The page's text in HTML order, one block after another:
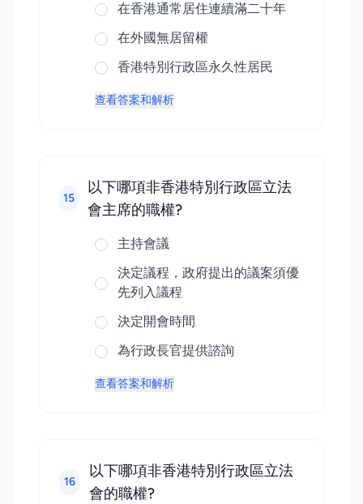
在香港通常居住連續滿二十年
在外國無居留權
香港特別行政區永久性居民
查看答案和解析
15
以下哪項非香港特別行政區立法
會主席的職權?
主持會議
決定議程，政府提出的議案須優
先列入議程
決定開會時間
為行政長官提供諮詢
查看答案和解析
16
以下哪項非香港特別行政區立法
會的職權?